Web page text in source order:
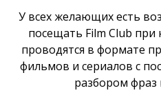
У всех желающих есть
посещать Film Club
проводятся в формате
фильмов и сериалов с
разбором